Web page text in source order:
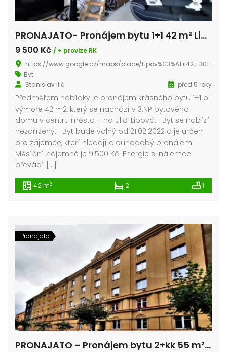
PRONAJATO- Pronájem bytu 1+1 42 m² Lipová, Plzeň – Severní Předměstí
9 500 Kč / + provize RK
https://www.google.cz/maps/place/Lipov%C3%A1+42,+301+00+Plze%C5%88+1/@49.7591579,13.3677768,430a,35y,139.45h,69.38t/data=!3m1!1e3!4m5!3m4!1s0x470af1ed8e5d0695:0x360a83bd1da5320c!8m2!3d49.7549934!4d13.3812603?hl=cs
Byt
Stanislav Ilić
před 5 roky
Předmětem nabídky je pronájem krásného bytu 1+1 o
výměře 42 m2, který se nachází v 3.NP bytového
domu v centru města – na ulici Lipová. Byt se nabízí
nezařízený. Byt bude volný od 21.02.2022 a je určen
pro zájemce, kteří hledají dlouhodobý pronájem.
Měsíční nájemné je 9.500 Kč. Energie si nájemce
převádí […]
42 m2 2 1
Pronajato
PRONAJATO – Pronájem bytu 2+kk 55 m² Čechova, Plzeň – Jižní Předměstí